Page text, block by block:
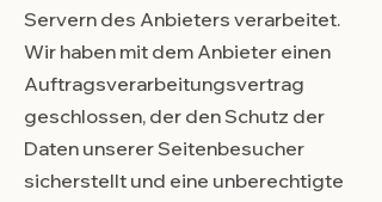
Servern des Anbieters verarbeitet.
Wir haben mit dem Anbieter einen
Auftragsverarbeitungsvertrag
geschlossen, der den Schutz der
Daten unserer Seitenbesucher
sicherstellt und eine unberechtigte